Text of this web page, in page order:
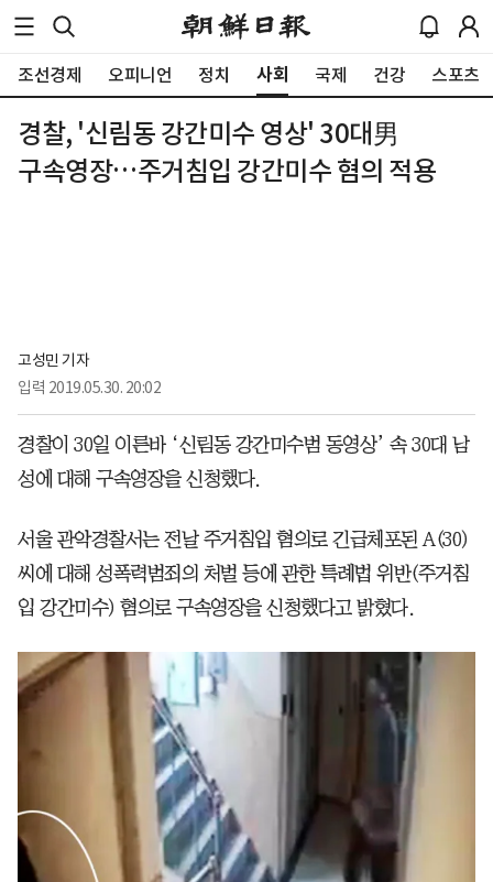
조선경제 오피니언 정치 사회 국제 건강 스포츠
경찰, '신림동 강간미수 영상' 30대男
구속영장…주거침입 강간미수 혐의 적용
고성민 기자
입력 2019.05.30. 20:02
경찰이 30일 이른바 ‘신림동 강간미수범 동영상’ 속 30대 남
성에 대해 구속영장을 신청했다.
서울 관악경찰서는 전날 주거침입 혐의로 긴급체포된 A(30)
씨에 대해 성폭력범죄의 처벌 등에 관한 특례법 위반(주거침
입 강간미수) 혐의로 구속영장을 신청했다고 밝혔다.